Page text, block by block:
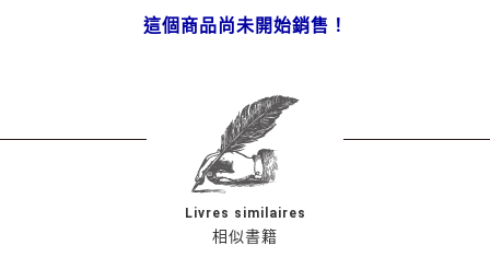
這個商品尚未開始銷售！
相似書籍
Livres similaires